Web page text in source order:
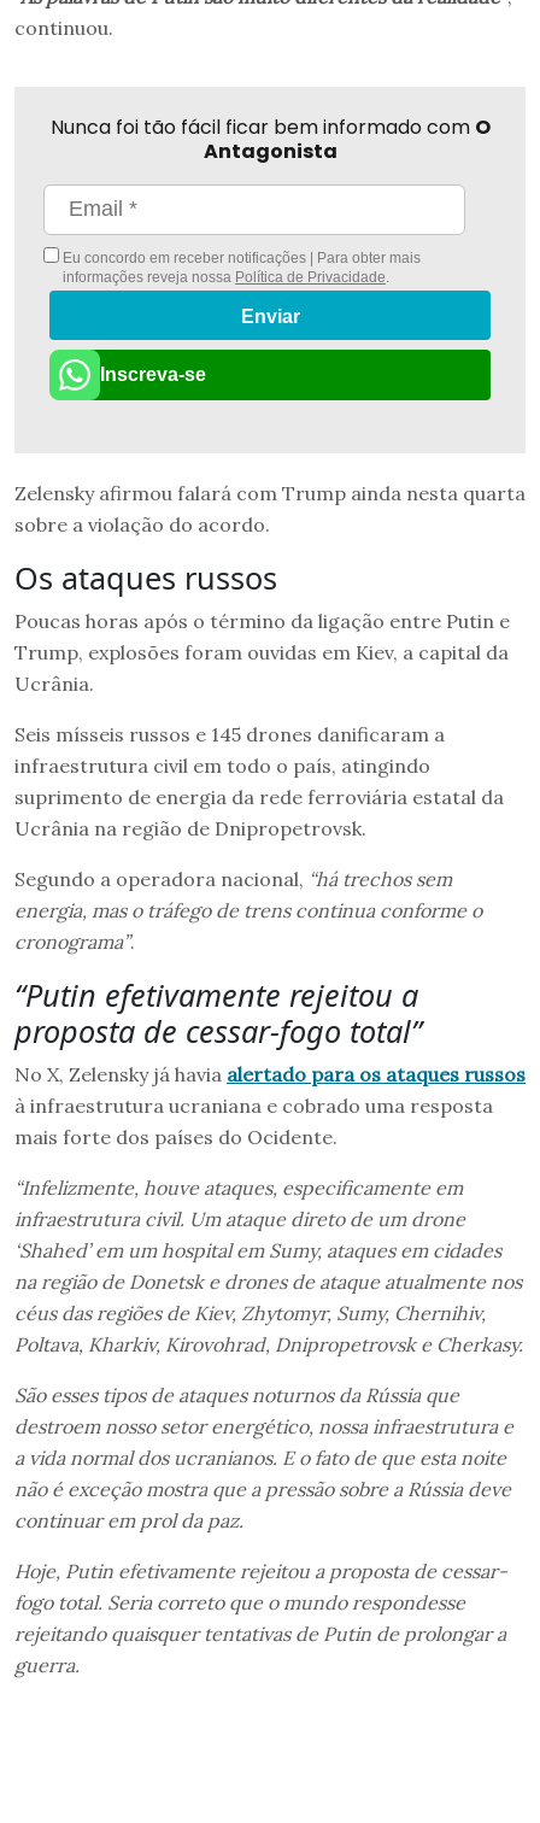
continuou.
Nunca foi tão fácil ficar bem informado com O
Antagonista
Eu concordo em receber notificações | Para obter mais
informações reveja nossa Política de Privacidade
Enviar
Inscreva-se
Zelensky afirmou falará com Trump ainda nesta quarta
sobre a violação do acordo.
Os ataques russos
Poucas horas após o término da ligação entre Putin e
Trump, explosões foram ouvidas em Kiev, a capital da
Ucrânia.
Seis mísseis russos e 145 drones danificaram a
infraestrutura civil em todo o país, atingindo
suprimento de energia da rede ferroviária estatal da
Ucrânia na região de Dnipropetrovsk.
Segundo a operadora nacional, “há trechos sem
energia, mas o tráfego de trens continua conforme o
cronograma”.
“Putin efetivamente rejeitou a
proposta de cessar-fogo total”
No X, Zelensky já havia alertado para os ataques russos
à infraestrutura ucraniana e cobrado uma resposta
mais forte dos países do Ocidente.
“Infelizmente, houve ataques, especificamente em
infraestrutura civil. Um ataque direto de um drone
‘Shahed’ em um hospital em Sumy, ataques em cidades
na região de Donetsk e drones de ataque atualmente nos
céus das regiões de Kiev, Zhytomyr, Sumy, Chernihiv,
Poltava, Kharkiv, Kirovohrad, Dnipropetrovsk e Cherkasy.
São esses tipos de ataques noturnos da Rússia que
destroem nosso setor energético, nossa infraestrutura e
a vida normal dos ucranianos. E o fato de que esta noite
não é exceção mostra que a pressão sobre a Rússia deve
continuar em prol da paz.
Hoje, Putin efetivamente rejeitou a proposta de cessar-
fogo total. Seria correto que o mundo respondesse
rejeitando quaisquer tentativas de Putin de prolongar a
guerra.